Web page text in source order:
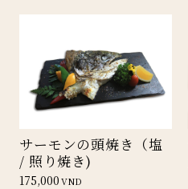
サーモンの頭焼き（塩
/ 照り焼き)
175,000VND